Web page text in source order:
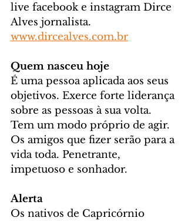
live facebook e instagram Dirce
Alves jornalista.
www.dircealves.com.br
Quem nasceu hoje
É uma pessoa aplicada aos seus
objetivos. Exerce forte liderança
sobre as pessoas à sua volta.
Tem um modo próprio de agir.
Os amigos que fizer serão para a
vida toda. Penetrante,
impetuoso e sonhador.
Alerta
Os nativos de Capricórnio